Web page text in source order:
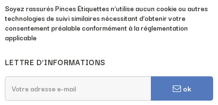
Soyez rassurés Pinces Étiquettes n’utilise aucun cookie ou autres
technologies de suivi similaires nécessitant d’obtenir votre
consentement préalable conformément à la réglementation
applicable
LETTRE D'INFORMATIONS
ok